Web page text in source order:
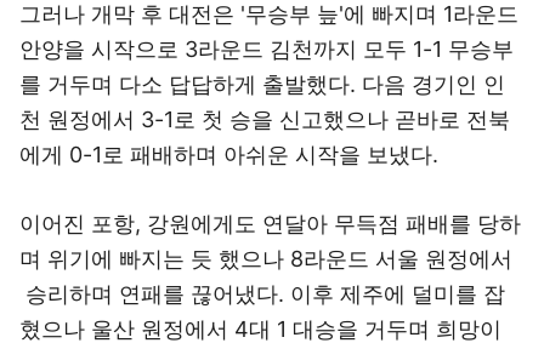
그러나 개막 후 대전은 '무승부 늪'에 빠지며 1라운드
안양을 시작으로 3라운드 김천까지 모두 1-1 무승부
를 거두며 다소 답답하게 출발했다. 다음 경기인 인
천 원정에서 3-1로 첫 승을 신고했으나 곧바로 전북
에게 0-1로 패배하며 아쉬운 시작을 보냈다.
이어진 포항, 강원에게도 연달아 무득점 패배를 당하
며 위기에 빠지는 듯 했으나 8라운드 서울 원정에서
승리하며 연패를 끊어냈다. 이후 제주에 덜미를 잡
혔으나 울산 원정에서 4대 1 대승을 거두며 희망이